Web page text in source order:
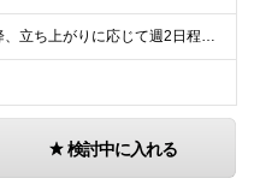
★入社3ヶ月以降、立ち上がりに応じて週2日程度の在宅勤務が可能です！ ★転勤はありません 大阪府内のプロジェクト先、またはリモートワークでの勤務となります 【本社】 大阪府大阪市淀川区西中島3丁目
検討中に入れる